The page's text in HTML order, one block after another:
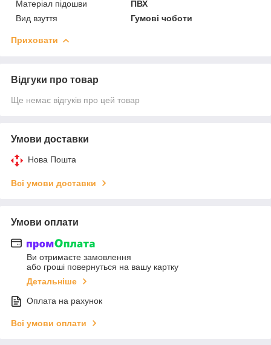
Матеріал підошви
ПВХ
Вид взуття
Гумові чоботи
Приховати
Відгуки про товар
Ще немає відгуків про цей товар
Умови доставки
Нова Пошта
Всі умови доставки
Умови оплати
Ви отримаєте замовлення
або гроші повернуться на вашу картку
Детальніше
Оплата на рахунок
Всі умови оплати